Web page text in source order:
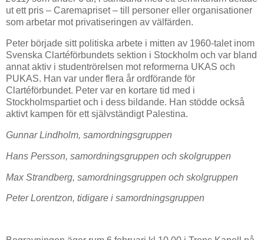
ut ett pris – Caremapriset – till personer eller organisationer
som arbetar mot privatiseringen av välfärden.
Peter började sitt politiska arbete i mitten av 1960-talet inom
Svenska Clartéförbundets sektion i Stockholm och var bland
annat aktiv i studentrörelsen mot reformerna UKAS och
PUKAS. Han var under flera år ordförande för
Clartéförbundet. Peter var en kortare tid med i
Stockholmspartiet och i dess bildande. Han stödde också
aktivt kampen för ett självständigt Palestina.
Gunnar Lindholm, samordningsgruppen
Hans Persson, samordningsgruppen och skolgruppen
Max Strandberg, samordningsgruppen och skolgruppen
Peter Lorentzon, tidigare i samordningsgruppen